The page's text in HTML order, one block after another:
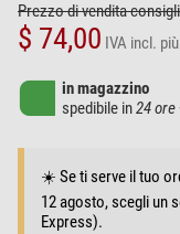
Prezzo di vendita
$ 74,00 IVA incl.
in magazzino
spedibile in24 ore
☀️ Se ti serve il tuo
12 agosto, scegli un
Express).